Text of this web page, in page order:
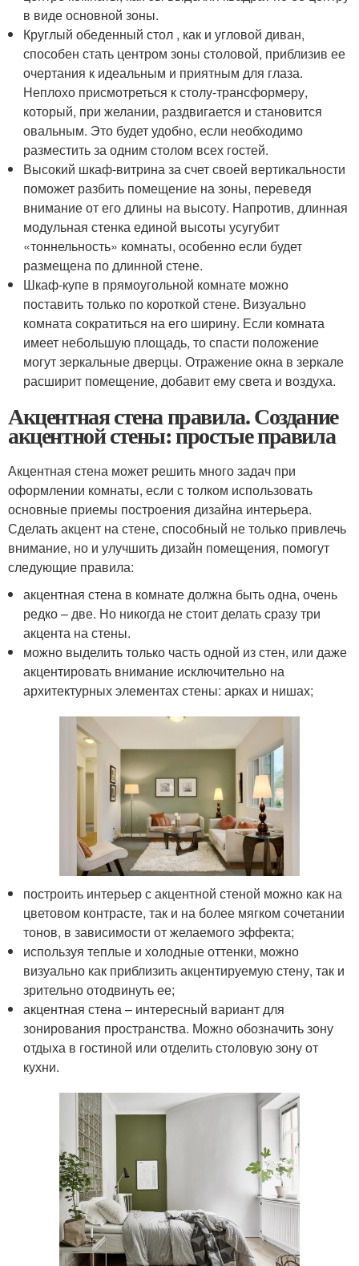
в виде основной зоны.
Круглый обеденный стол , как и угловой диван,
способен стать центром зоны столовой, приблизив ее
очертания к идеальным и приятным для глаза.
Неплохо присмотреться к столу-трансформеру,
который, при желании, раздвигается и становится
овальным. Это будет удобно, если необходимо
разместить за одним столом всех гостей.
Высокий шкаф-витрина за счет своей вертикальности
поможет разбить помещение на зоны, переведя
внимание от его длины на высоту. Напротив, длинная
модульная стенка единой высоты усугубит
«тоннельность» комнаты, особенно если будет
размещена по длинной стене.
Шкаф-купе в прямоугольной комнате можно
поставить только по короткой стене. Визуально
комната сократиться на его ширину. Если комната
имеет небольшую площадь, то спасти положение
могут зеркальные дверцы. Отражение окна в зеркале
расширит помещение, добавит ему света и воздуха.
Акцентная стена правила. Создание
акцентной стены: простые правила
Акцентная стена может решить много задач при
оформлении комнаты, если с толком использовать
основные приемы построения дизайна интерьера.
Сделать акцент на стене, способный не только привлечь
внимание, но и улучшить дизайн помещения, помогут
следующие правила:
акцентная стена в комнате должна быть одна, очень
редко – две. Но никогда не стоит делать сразу три
акцента на стены.
можно выделить только часть одной из стен, или даже
акцентировать внимание исключительно на
архитектурных элементах стены: арках и нишах;
построить интерьер с акцентной стеной можно как на
цветовом контрасте, так и на более мягком сочетании
тонов, в зависимости от желаемого эффекта;
используя теплые и холодные оттенки, можно
визуально как приблизить акцентируемую стену, так и
зрительно отодвинуть ее;
акцентная стена – интересный вариант для
зонирования пространства. Можно обозначить зону
отдыха в гостиной или отделить столовую зону от
кухни.